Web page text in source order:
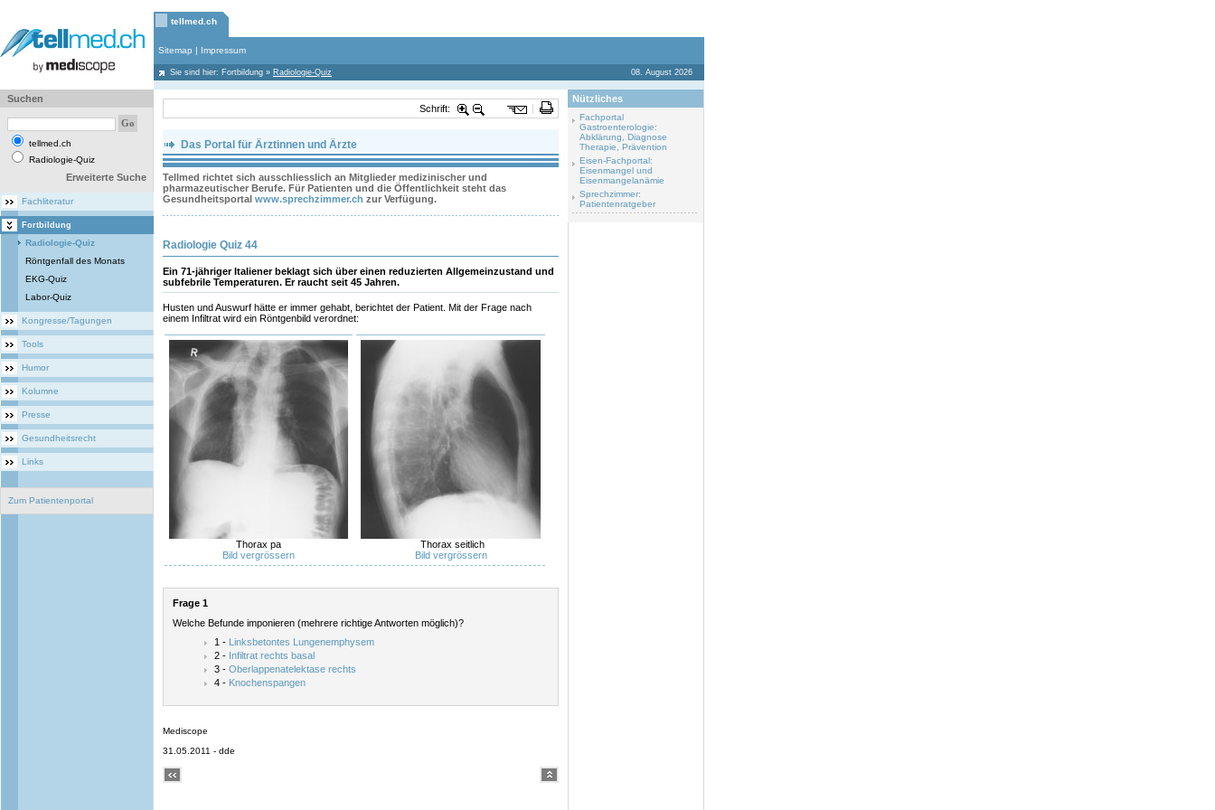
tellmed.ch
Sitemap | Impressum
Sie sind hier: Fortbildung » Radiologie-Quiz 08. August 2026
Suchen
tellmed.ch
Radiologie-Quiz
Erweiterte Suche
Fachliteratur
Fortbildung
Radiologie-Quiz
Röntgenfall des Monats
EKG-Quiz
Labor-Quiz
Kongresse/Tagungen
Tools
Humor
Kolumne
Presse
Gesundheitsrecht
Links
Zum Patientenportal
Schrift:
Das Portal für Ärztinnen und Ärzte
Tellmed richtet sich ausschliesslich an Mitglieder medizinischer und
pharmazeutischer Berufe. Für Patienten und die Öffentlichkeit steht das
Gesundheitsportal www.sprechzimmer.ch zur Verfügung.
Radiologie Quiz 44
Ein 71-jähriger Italiener beklagt sich über einen reduzierten Allgemeinzustand und
subfebrile Temperaturen. Er raucht seit 45 Jahren.
Husten und Auswurf hätte er immer gehabt, berichtet der Patient. Mit der Frage nach
einem Infiltrat wird ein Röntgenbild verordnet:
Thorax pa
Bild vergrössern
Thorax seitlich
Bild vergrössern
Frage 1
Welche Befunde imponieren (mehrere richtige Antworten möglich)?
1 - Linksbetontes Lungenemphysem
2 - Infiltrat rechts basal
3 - Oberlappenatelektase rechts
4 - Knochenspangen
Mediscope
31.05.2011 - dde
Nützliches
Fachportal
Gastroenterologie:
Abklärung, Diagnose
Therapie, Prävention
Eisen-Fachportal:
Eisenmangel und
Eisenmangelanämie
Sprechzimmer:
Patientenratgeber